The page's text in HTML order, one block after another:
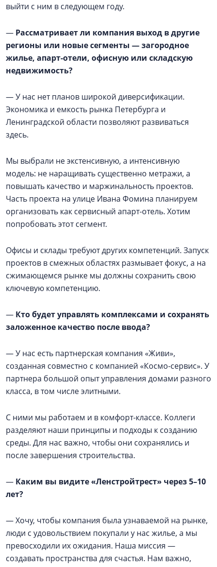
выйти с ним в следующем году.
— Рассматривает ли компания выход в другие
регионы или новые сегменты — загородное
жилье, апарт-отели, офисную или складскую
недвижимость?
— У нас нет планов широкой диверсификации.
Экономика и емкость рынка Петербурга и
Ленинградской области позволяют развиваться
здесь.
Мы выбрали не экстенсивную, а интенсивную
модель: не наращивать существенно метражи, а
повышать качество и маржинальность проектов.
Часть проекта на улице Ивана Фомина планируем
организовать как сервисный апарт-отель. Хотим
попробовать этот сегмент.
Офисы и склады требуют других компетенций. Запуск
проектов в смежных областях размывает фокус, а на
сжимающемся рынке мы должны сохранить свою
ключевую компетенцию.
— Кто будет управлять комплексами и сохранять
заложенное качество после ввода?
— У нас есть партнерская компания «Живи»,
созданная совместно с компанией «Космо-сервис». У
партнера большой опыт управления домами разного
класса, в том числе элитными.
С ними мы работаем и в комфорт-классе. Коллеги
разделяют наши принципы и подходы к созданию
среды. Для нас важно, чтобы они сохранялись и
после завершения строительства.
— Каким вы видите «Ленстройтрест» через 5–10
лет?
— Хочу, чтобы компания была узнаваемой на рынке,
люди с удовольствием покупали у нас жилье, а мы
превосходили их ожидания. Наша миссия —
создавать пространства для счастья. Нам важно,